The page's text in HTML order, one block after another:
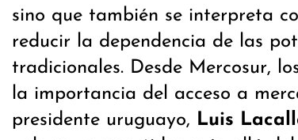
sino que también se interpreta
reducir la dependencia de las
tradicionales. Desde Mercosur,
la importancia del acceso a
presidente uruguayo, Luis